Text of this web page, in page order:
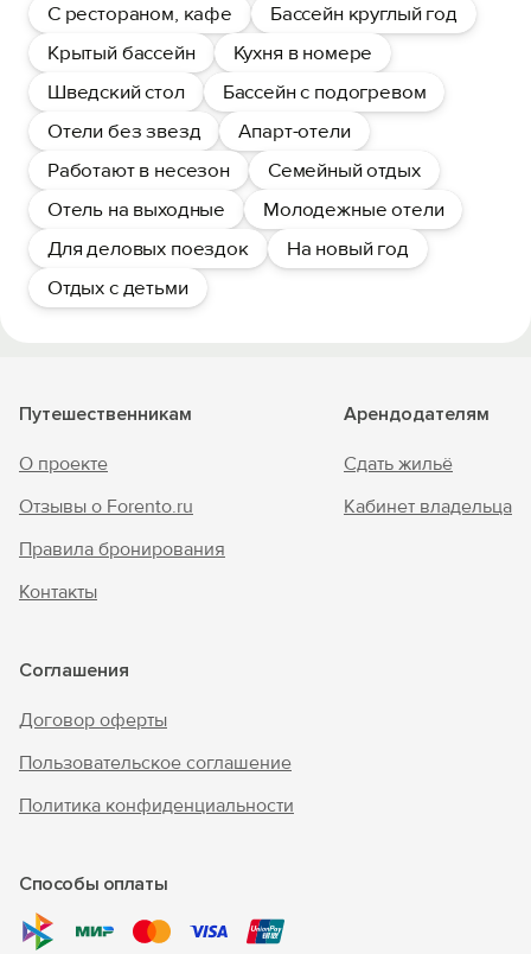
С рестораном, кафе
Бассейн круглый год
Крытый бассейн
Кухня в номере
Шведский стол
Бассейн с подогревом
Отели без звезд
Апарт-отели
Работают в несезон
Семейный отдых
Отель на выходные
Молодежные отели
Для деловых поездок
На новый год
Отдых с детьми
Путешественникам
О проекте
Отзывы о Forento.ru
Правила бронирования
Контакты
Арендодателям
Сдать жильё
Кабинет владельца
Соглашения
Договор оферты
Пользовательское соглашение
Политика конфиденциальности
Способы оплаты